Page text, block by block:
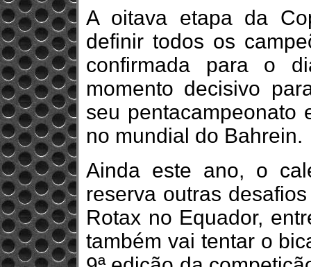
A oitava etapa da
definir todos os
confirmada para o
momento decisivo
seu pentacampeonato
no mundial do Bahrein.
Ainda este ano, o
reserva outras
Rotax no Equador,
também vai tentar o